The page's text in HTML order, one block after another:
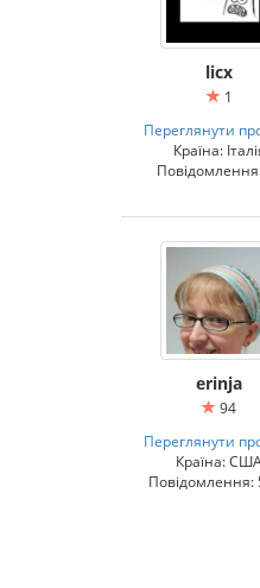
licx
1
Переглянути
Країна:
erinja
94
Переглянути
Країна: США
Повідомлення: